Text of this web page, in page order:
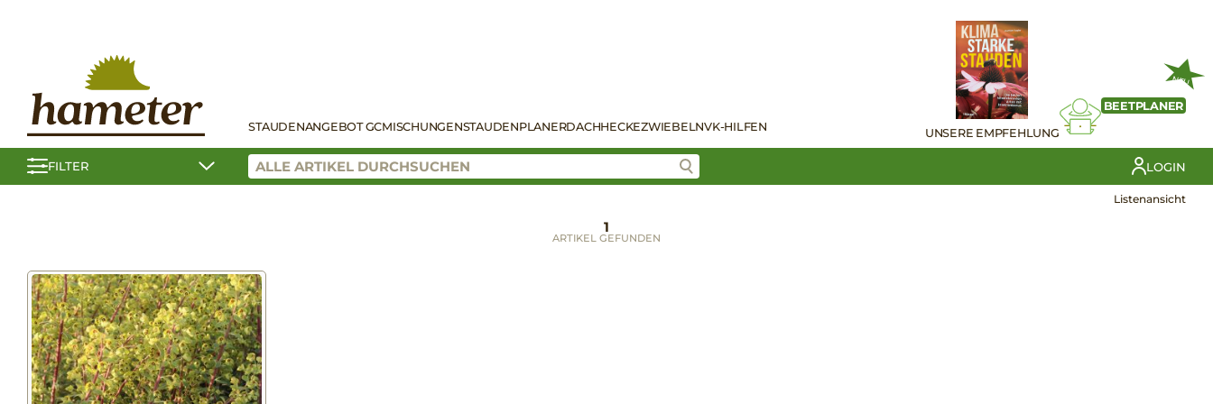
STAUDENANGEBOT GCMISCHUNGENSTAUDENPLANERDACHHECKEZWIEBELNVK-HILFEN UNSERE EMPFEHLUNG
NEU
BEETPLANER
FILTER LOGIN
Listenansicht
1
ARTIKEL GEFUNDEN